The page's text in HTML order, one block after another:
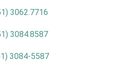
3062.7716
3084.8587
3084-5587